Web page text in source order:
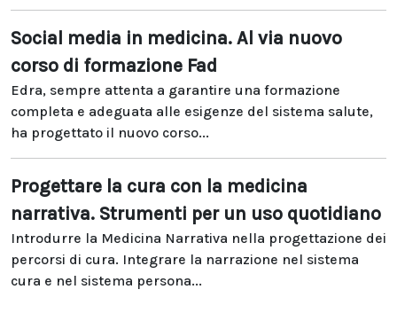
Social media in medicina. Al via nuovo
corso di formazione Fad
Edra, sempre attenta a garantire una formazione
completa e adeguata alle esigenze del sistema salute,
ha progettato il nuovo corso...
Progettare la cura con la medicina
narrativa. Strumenti per un uso quotidiano
Introdurre la Medicina Narrativa nella progettazione dei
percorsi di cura. Integrare la narrazione nel sistema
cura e nel sistema persona...